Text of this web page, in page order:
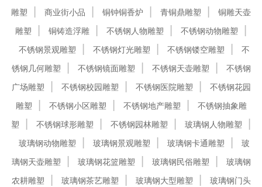
雕塑
商业街小品 铜钟铜香炉 青铜鼎雕塑
铜雕天壶
雕塑
铜铸造浮雕 不锈钢人物雕塑
不锈钢动物雕塑
不锈钢景观雕塑
不锈钢灯光雕塑 不锈钢镂空雕塑
不
锈钢几何雕塑
不锈钢镜面雕塑 不锈钢天壶雕塑
不锈钢
广场雕塑
不锈钢校园雕塑 不锈钢医院雕塑
不锈钢花园
雕塑
不锈钢小区雕塑 不锈钢地产雕塑
不锈钢抽象雕
塑
不锈钢球形雕塑 不锈钢园林雕塑
玻璃钢人物雕塑
玻璃钢动物雕塑
玻璃钢景观雕塑 玻璃钢卡通雕塑
玻
璃钢天壶雕塑
玻璃钢花篮雕塑 玻璃钢民俗雕塑
玻璃钢
农耕雕塑
玻璃钢茶艺雕塑 玻璃钢大型雕塑
玻璃钢门头